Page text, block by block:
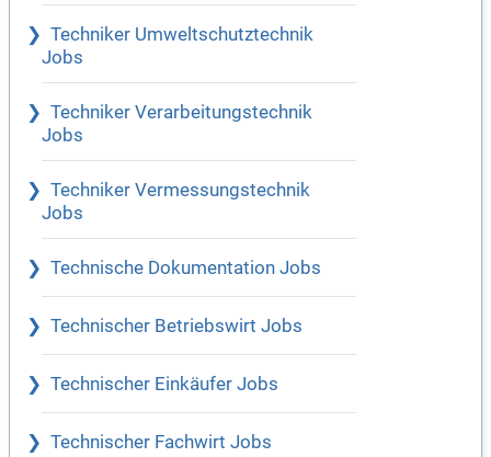
Techniker Umweltschutztechnik
Jobs
Techniker Verarbeitungstechnik
Jobs
Techniker Vermessungstechnik
Jobs
Technische Dokumentation Jobs
Technischer Betriebswirt Jobs
Technischer Einkäufer Jobs
Technischer Fachwirt Jobs